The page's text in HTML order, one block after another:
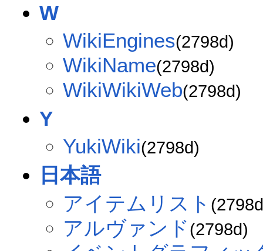
W
WikiEngines(2798d)
WikiName(2798d)
WikiWikiWeb(2798d)
Y
YukiWiki(2798d)
日本語
アイテムリスト
アルヴァンド(2798d)